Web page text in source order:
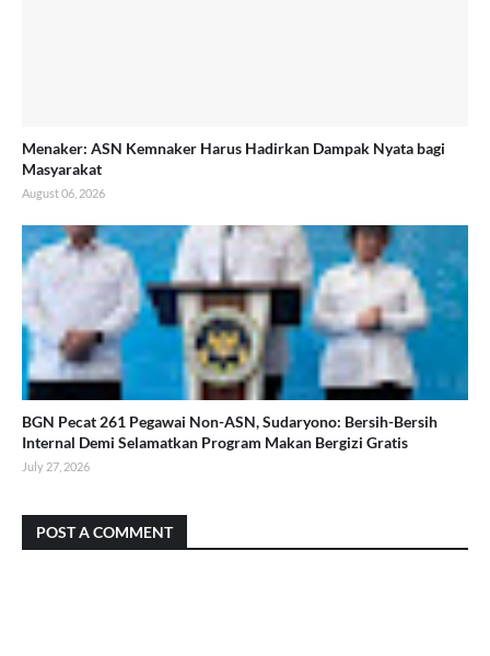
Menaker: ASN Kemnaker Harus Hadirkan Dampak Nyata bagi
Masyarakat
August 06, 2026
BGN Pecat 261 Pegawai Non-ASN, Sudaryono: Bersih-Bersih
Internal Demi Selamatkan Program Makan Bergizi Gratis
July 27, 2026
POST A COMMENT